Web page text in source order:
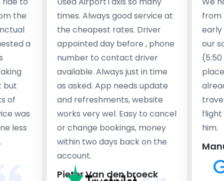
the
a
but
of
was
less
times. Always good service at
the cheapest rates. Driver
appointed day before , phone
number to contact driver
available. Always just in time
as asked. App needs update
and refreshments, website
works very wel. Easy to cancel
or change bookings, money
within two days back on the
account.
Pieter Van den broeck
from
early
our
flight
him.